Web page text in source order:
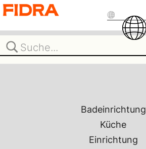
Badeinrichtung
Küche
Einrichtung